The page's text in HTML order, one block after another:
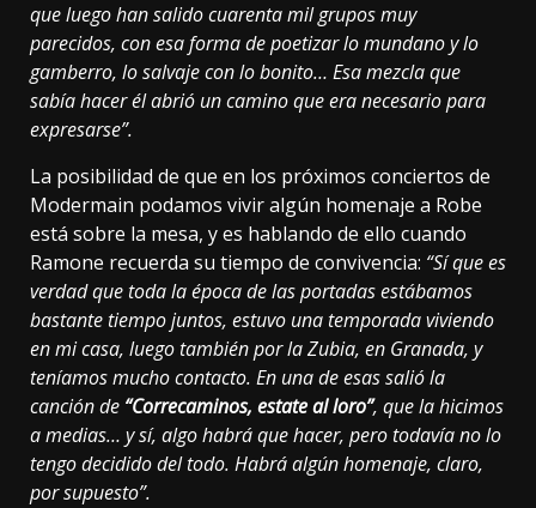
que luego han salido cuarenta mil grupos muy
parecidos, con esa forma de poetizar lo mundano y lo
gamberro, lo salvaje con lo bonito… Esa mezcla que
sabía hacer él abrió un camino que era necesario para
expresarse”.
La posibilidad de que en los próximos conciertos de
Modermain podamos vivir algún homenaje a Robe
está sobre la mesa, y es hablando de ello cuando
Ramone recuerda su tiempo de convivencia: “Sí que es
verdad que toda la época de las portadas estábamos
bastante tiempo juntos, estuvo una temporada viviendo
en mi casa, luego también por la Zubia, en Granada, y
teníamos mucho contacto. En una de esas salió la
canción de “Correcaminos, estate al loro”, que la hicimos
a medias… y sí, algo habrá que hacer, pero todavía no lo
tengo decidido del todo. Habrá algún homenaje, claro,
por supuesto”.